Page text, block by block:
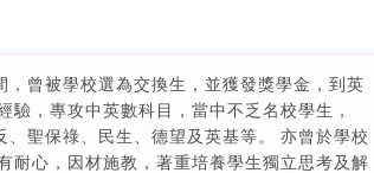
曾被學校選為交換生，並獲發獎學金，到英
，專攻中英數科目，當中不乏名校學生，
聖保祿、民生、德望及英基等。 亦曾於學校
耐心，因材施教，著重培養學生獨立思考及解